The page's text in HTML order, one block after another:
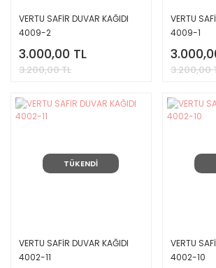
VERTU SAFİR DUVAR KAĞIDI
4009-2
3.000,00 TL
3.200,00 TL
VERTU
4009-1
3.200,00
TÜKENDİ
VERTU SAFİR DUVAR KAĞIDI
4002-11
VERTU
4002-10